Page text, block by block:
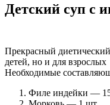
Детский суп с
Прекрасный
детей, но и для взрослых
Необходимые
Филе индейки —